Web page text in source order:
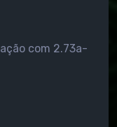
com 2.73a-